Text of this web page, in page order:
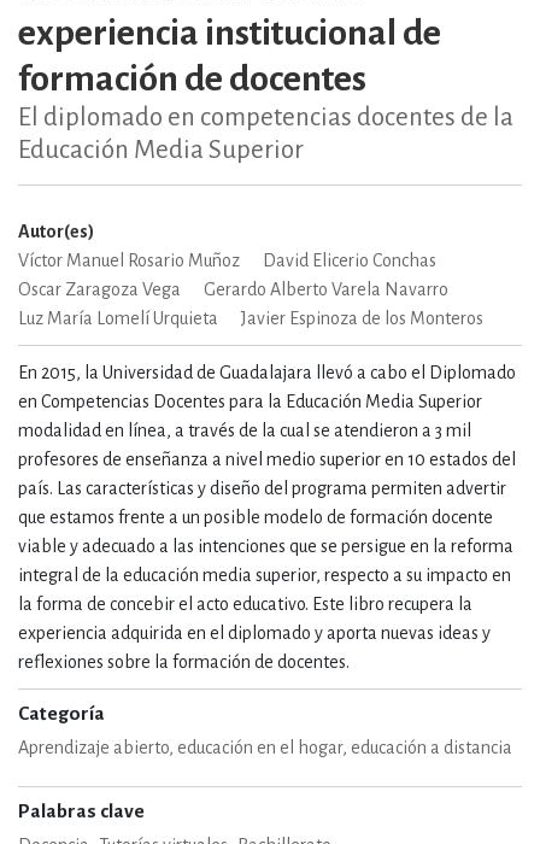
experiencia institucional de
formación de docentes
El diplomado en competencias docentes de la
Educación Media Superior
Autor(es)
Víctor Manuel Rosario Muñoz
David Elicerio Conchas
Oscar Zaragoza Vega
Gerardo Alberto Varela Navarro
Luz María Lomelí Urquieta
Javier Espinoza de los Monteros
En 2015, la Universidad de Guadalajara llevó a cabo el Diplomado
en Competencias Docentes para la Educación Media Superior
modalidad en línea, a través de la cual se atendieron a 3 mil
profesores de enseñanza a nivel medio superior en 10 estados del
país. Las características y diseño del programa permiten advertir
que estamos frente a un posible modelo de formación docente
viable y adecuado a las intenciones que se persigue en la reforma
integral de la educación media superior, respecto a su impacto en
la forma de concebir el acto educativo. Este libro recupera la
experiencia adquirida en el diplomado y aporta nuevas ideas y
reflexiones sobre la formación de docentes.
Categoría
Aprendizaje abierto, educación en el hogar, educación a distancia
Palabras clave